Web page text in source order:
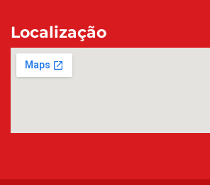
Localização